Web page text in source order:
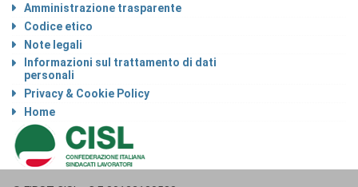
Amministrazione trasparente
Codice etico
Note legali
Informazioni sul trattamento di dati
personali
Privacy & Cookie Policy
Home